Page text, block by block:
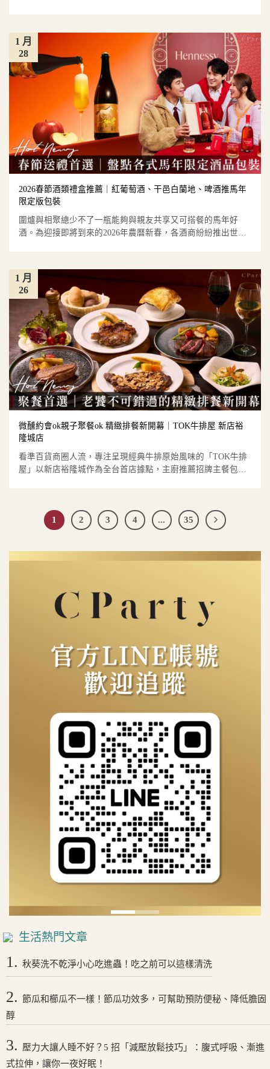
生活熱門文章
1. 秋葵洗不乾淨小心吃進蟲！吃之前可以這樣清洗
2. 節瓜和櫛瓜不一樣！節瓜功效多，可幫助預防便秘、降低膽固
醇
3.
壓力大讓人睡不好？5 招「減壓放鬆技巧」：腹式呼吸、漸進
式拉伸，讓你一夜好眠！
2026春節酒類禮盒推薦｜紅葡萄酒、干邑白蘭地、啤酒推馬年
限定版包裝
圍爐與相聚總少不了一瓶能夠與親友共享又可搭餐的馬年好
酒。為迎接即將到來的2026年農曆新春，各酒商紛紛推出世界
28
1 月
微醺約會ok親子聚餐ok 精緻排餐新開幕｜TOK牛排屋 新店裕
隆城店
看準百貨商圈人流，專注呈現經典牛排原始風味的「TOK牛排
屋」以新店裕隆城作為全台首店據點，主廚推薦招牌主餐包
26
1 月
1 2 3 4 ... 35